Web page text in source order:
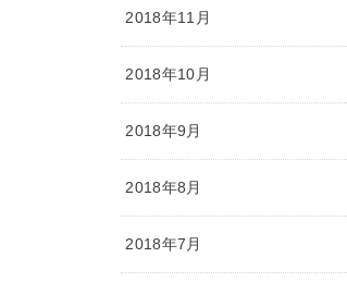
2018年11月
2018年10月
2018年9月
2018年8月
2018年7月